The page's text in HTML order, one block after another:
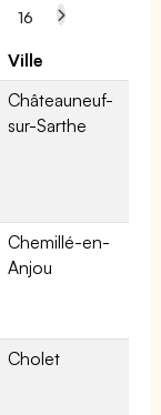
16
Ville
Châteauneuf-
sur-Sarthe
Chemillé-en-
Anjou
Cholet